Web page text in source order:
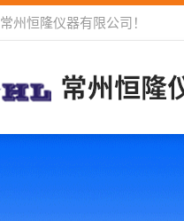
常州恒隆仪器有限公司 ！